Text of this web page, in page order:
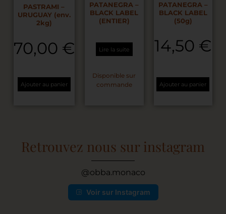
PASTRAMI –
URUGUAY (env.
2kg)
70,00 €
Ajouter au panier
PATANEGRA –
BLACK LABEL
(ENTIER)
Lire la suite
Disponible sur
commande
PATANEGRA –
BLACK LABEL
(50g)
14,50 €
Ajouter au panier
Retrouvez nous sur instagram
@obba.monaco
Voir sur Instagram